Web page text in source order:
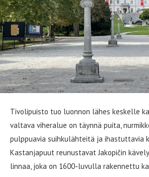
Tivolipuisto tuo luonnon lähes keskelle
valtava viheralue on täynnä puita,
pulppuavia suihkulähteitä ja ihastuttavia
Kastanjapuut reunustavat Jakopičin
linnaa, joka on 1600-luvulla rakennettu